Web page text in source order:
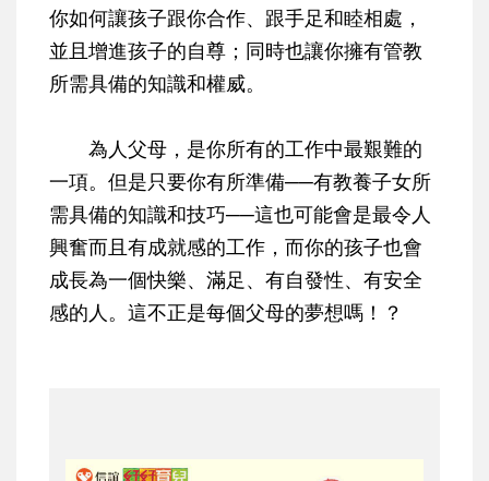
你如何讓孩子跟你合作、跟手足和睦相處，
並且增進孩子的自尊；同時也讓你擁有管教
所需具備的知識和權威。
為人父母，是你所有的工作中最艱難的
一項。但是只要你有所準備──有教養子女所
需具備的知識和技巧──這也可能會是最令人
興奮而且有成就感的工作，而你的孩子也會
成長為一個快樂、滿足、有自發性、有安全
感的人。這不正是每個父母的夢想嗎！？